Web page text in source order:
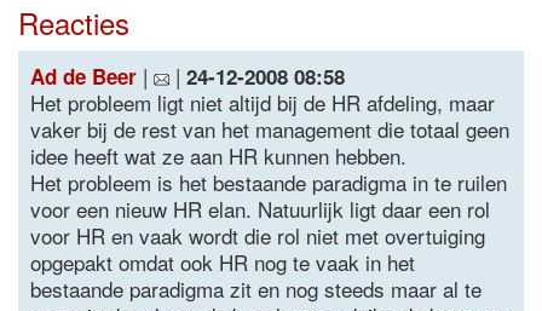
Reacties
Ad de Beer | | 24-12-2008 08:58
Het probleem ligt niet altijd bij de HR afdeling, maar
vaker bij de rest van het management die totaal geen
idee heeft wat ze aan HR kunnen hebben.
Het probleem is het bestaande paradigma in te ruilen
voor een nieuw HR elan. Natuurlijk ligt daar een rol
voor HR en vaak wordt die rol niet met overtuiging
opgepakt omdat ook HR nog te vaak in het
bestaande paradigma zit en nog steeds maar al te